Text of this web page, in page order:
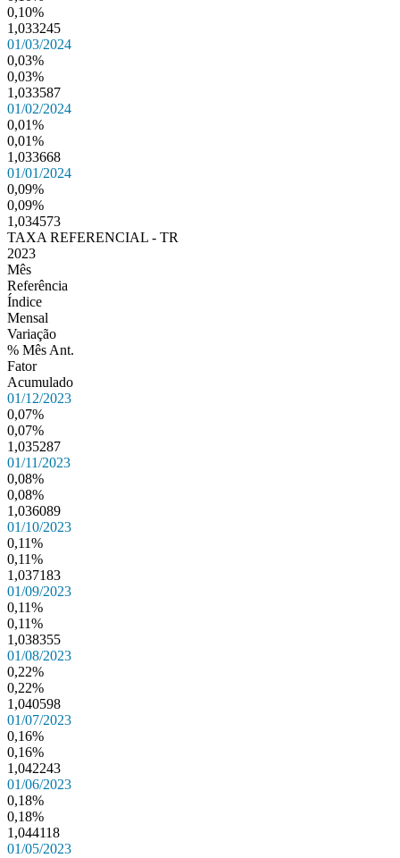
0,10%
1,033245
01/03/2024
0,03%
0,03%
1,033587
01/02/2024
0,01%
0,01%
1,033668
01/01/2024
0,09%
0,09%
1,034573
TAXA REFERENCIAL - TR
2023
Mês
Referência
Índice
Mensal
Variação
% Mês Ant.
Fator
Acumulado
01/12/2023
0,07%
0,07%
1,035287
01/11/2023
0,08%
0,08%
1,036089
01/10/2023
0,11%
0,11%
1,037183
01/09/2023
0,11%
0,11%
1,038355
01/08/2023
0,22%
0,22%
1,040598
01/07/2023
0,16%
0,16%
1,042243
01/06/2023
0,18%
0,18%
1,044118
01/05/2023